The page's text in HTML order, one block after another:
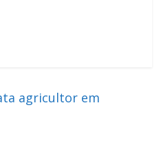
agricultor em